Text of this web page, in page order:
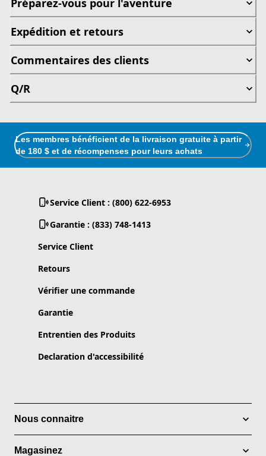
Expédition et retours
Commentaires des clients
Q/R
Les membres bénéficient de la livraison gratuite à partir
de 180 $ et de récompenses pour leurs achats
Service Client : (800) 622-6953
Garantie : (833) 748-1413
Service Client
Retours
Vérifier une commande
Garantie
Entrentien des Produits
Declaration d'accessibilité
Nous connaitre
Magasinez